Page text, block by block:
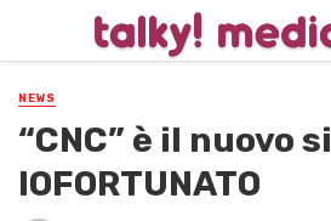
NEWS
“CNC” è il nuovo
IOFORTUNATO